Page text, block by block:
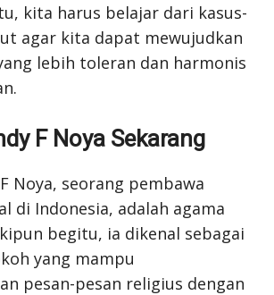
kita harus belajar dari kasus-
agar kita dapat mewujudkan
lebih toleran dan harmonis
F Noya Sekarang
Noya, seorang pembawa
di Indonesia, adalah agama
begitu, ia dikenal sebagai
yang mampu
pesan-pesan religius dengan